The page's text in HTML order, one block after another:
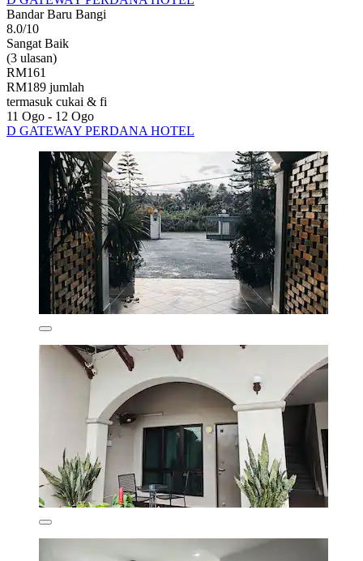
Bandar Baru Bangi
8.0/10
Sangat Baik
(3 ulasan)
RM161
RM189 jumlah
termasuk cukai & fi
11 Ogo - 12 Ogo
D GATEWAY PERDANA HOTEL